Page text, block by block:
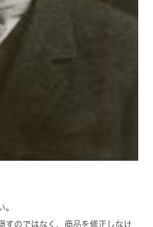
。
すのではなく、商品を修正しなけ